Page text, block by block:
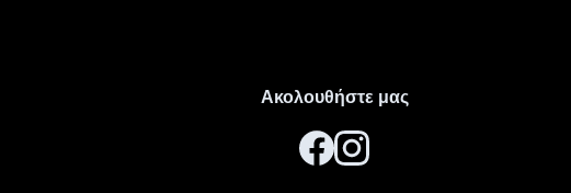
Ακολουθήστε μας